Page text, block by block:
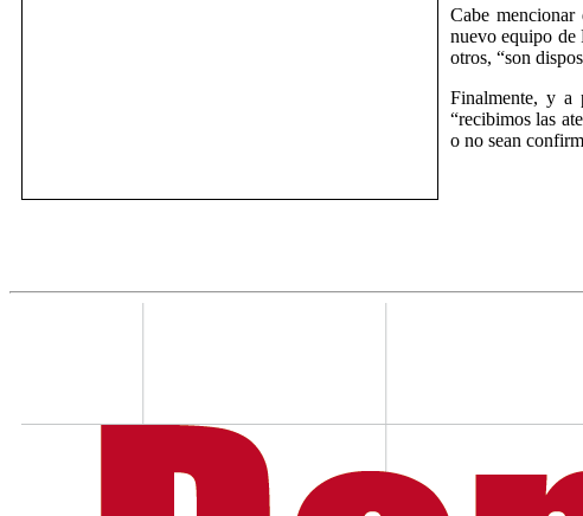
Cabe
nuevo equipo de
otros, “son
Finalmente, y a
“recibimos las
o no sean